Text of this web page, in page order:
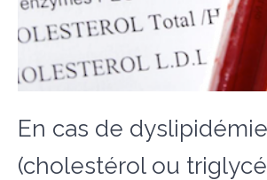
En cas de dyslipidémie
(cholestérol ou